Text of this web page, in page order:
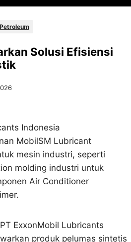
Petroleum
Solusi Efisiensi
Indonesia
MobilSM Lubricant
mesin industri, seperti
molding industri untuk
Air Conditioner
PT ExxonMobil Lubricants
produk pelumas sintetis